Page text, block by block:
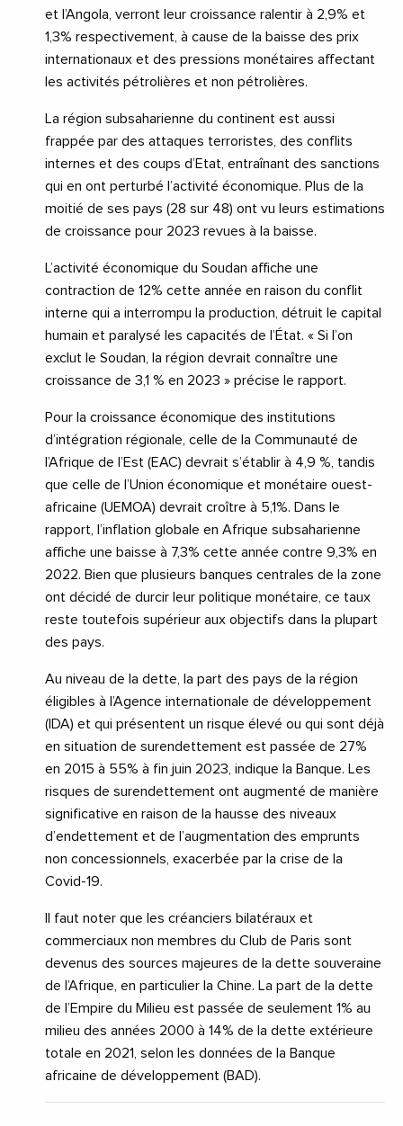
et l’Angola, verront leur croissance ralentir à 2,9% et
1,3% respectivement, à cause de la baisse des prix
internationaux et des pressions monétaires affectant
les activités pétrolières et non pétrolières.
La région subsaharienne du continent est aussi
frappée par des attaques terroristes, des conflits
internes et des coups d’Etat, entraînant des sanctions
qui en ont perturbé l’activité économique. Plus de la
moitié de ses pays (28 sur 48) ont vu leurs estimations
de croissance pour 2023 revues à la baisse.
L’activité économique du Soudan affiche une
contraction de 12% cette année en raison du conflit
interne qui a interrompu la production, détruit le capital
humain et paralysé les capacités de l’État. « Si l’on
exclut le Soudan, la région devrait connaître une
croissance de 3,1 % en 2023 » précise le rapport.
Pour la croissance économique des institutions
d’intégration régionale, celle de la Communauté de
l’Afrique de l’Est (EAC) devrait s’établir à 4,9 %, tandis
que celle de l’Union économique et monétaire ouest-
africaine (UEMOA) devrait croître à 5,1%. Dans le
rapport, l’inflation globale en Afrique subsaharienne
affiche une baisse à 7,3% cette année contre 9,3% en
2022. Bien que plusieurs banques centrales de la zone
ont décidé de durcir leur politique monétaire, ce taux
reste toutefois supérieur aux objectifs dans la plupart
des pays.
Au niveau de la dette, la part des pays de la région
éligibles à l’Agence internationale de développement
(IDA) et qui présentent un risque élevé ou qui sont déjà
en situation de surendettement est passée de 27%
en 2015 à 55% à fin juin 2023, indique la Banque. Les
risques de surendettement ont augmenté de manière
significative en raison de la hausse des niveaux
d’endettement et de l’augmentation des emprunts
non concessionnels, exacerbée par la crise de la
Covid-19.
Il faut noter que les créanciers bilatéraux et
commerciaux non membres du Club de Paris sont
devenus des sources majeures de la dette souveraine
de l’Afrique, en particulier la Chine. La part de la dette
de l’Empire du Milieu est passée de seulement 1% au
milieu des années 2000 à 14% de la dette extérieure
totale en 2021, selon les données de la Banque
africaine de développement (BAD).